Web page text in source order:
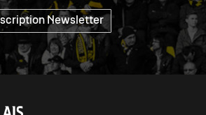
Newsletter "